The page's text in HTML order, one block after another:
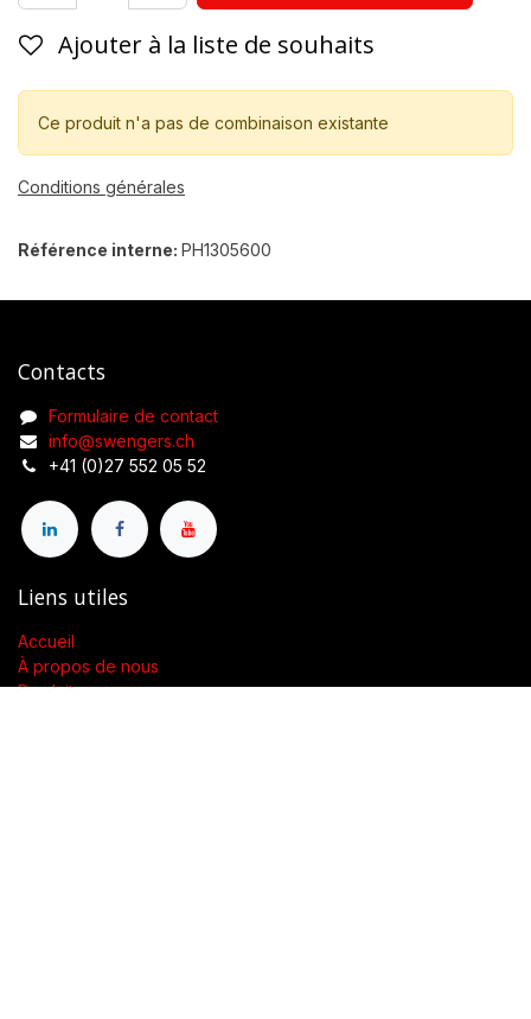
Ajouter à la liste de souhaits
Ce produit n'a pas de combinaison existante
Conditions générales
Référence interne: PH1305600
Contacts
Formulaire de contact
info@swengers.ch
+41 (0)27 552 05 52
Liens utiles
Accueil
À propos de nous
Produits